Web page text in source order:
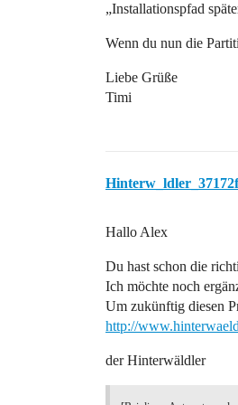
„Installationspfad
Wenn du nun die
Liebe Grüße
Timi
Hinterw_ldler_37172f
Hallo Alex
Du hast schon die
Ich möchte noch
Um zukünftig diesen
http://
der Hinterwäldler